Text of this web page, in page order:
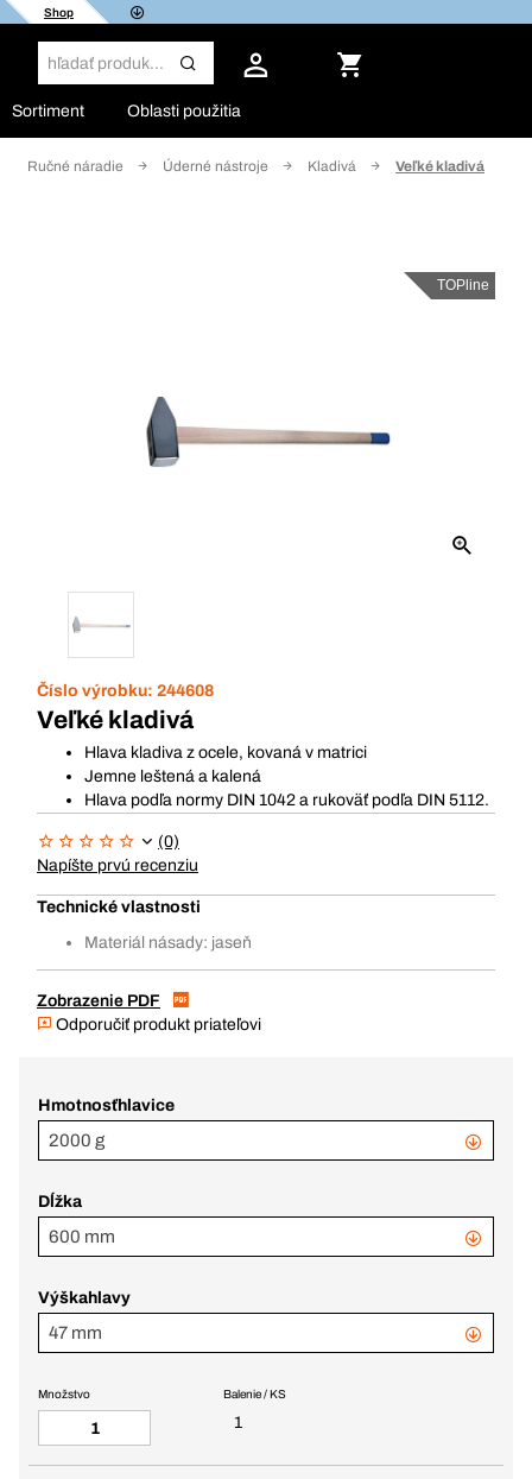
Shop
Sortiment Oblasti použitia
Ručné náradie Úderné nástroje Kladivá Veľké kladivá
TOPline
Číslo výrobku: 244608
Veľké kladivá
Hlava kladiva z ocele, kovaná v matrici
Jemne leštená a kalená
Hlava podľa normy DIN 1042 a rukoväť podľa DIN 5112.
(0)
Napíšte prvú recenziu
Technické vlastnosti
Materiál násady: jaseň
Zobrazenie PDF
Odporučiť produkt priateľovi
Hmotnosťhlavice
2000 g
Dĺžka
600 mm
Výškahlavy
47 mm
Balenie / KS
1
Množstvo